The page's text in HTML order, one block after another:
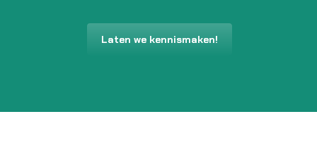
Laten we kennismaken!